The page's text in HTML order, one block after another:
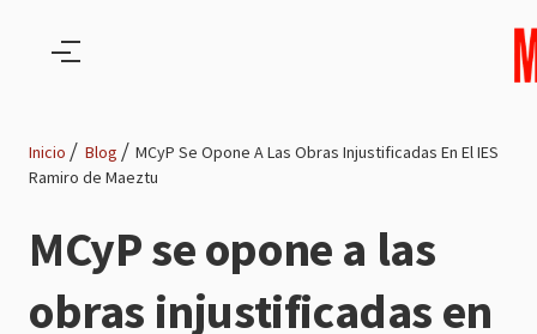
de
navegación
Inicio Blog
MCyP Se Opone A Las Obras Injustificadas En El IES
Ramiro de Maeztu
MCyP se opone a las
obras injustificadas en